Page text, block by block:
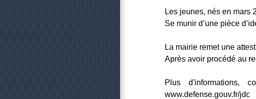
Les jeunes, nés en mars
Se munir d’une pièce
La mairie remet une
Après avoir procédé au
Plus d'informations,
www.defense.gouv.fr/jdc